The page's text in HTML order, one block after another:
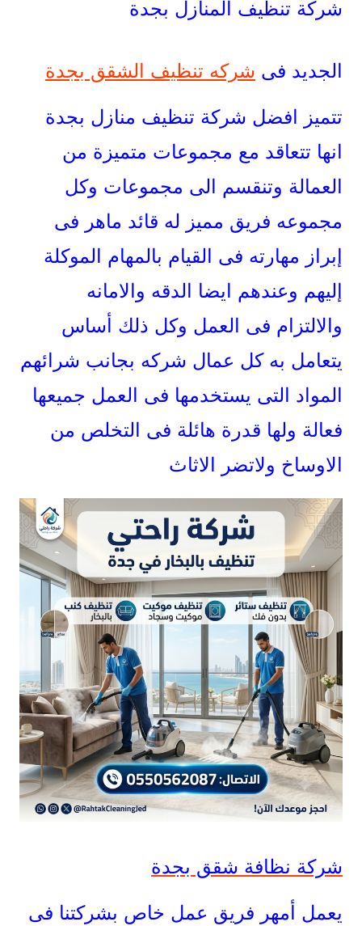
شركة تنظيف المنازل بجدة
الجديد فى شركه تنظيف الشقق بجدة
تتميز افضل شركة تنظيف منازل بجدة
انها تتعاقد مع مجموعات متميزة من
العمالة وتنقسم الى مجموعات وكل
مجموعه فريق مميز له قائد ماهر فى
إبراز مهارته فى القيام بالمهام الموكلة
إليهم وعندهم ايضا الدقه والامانه
والالتزام فى العمل وكل ذلك أساس
يتعامل به كل عمال شركه بجانب شرائهم
المواد التى يستخدمها فى العمل جميعها
فعالة ولها قدرة هائلة فى التخلص من
الاوساخ ولاتضر الاثاث
شركة نظافة شقق بجدة
يعمل أمهر فريق عمل خاص بشركتنا فى